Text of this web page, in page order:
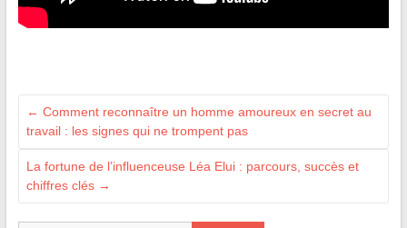
← Comment reconnaître un homme amoureux en secret au
travail : les signes qui ne trompent pas
La fortune de l’influenceuse Léa Elui : parcours, succès et
chiffres clés →